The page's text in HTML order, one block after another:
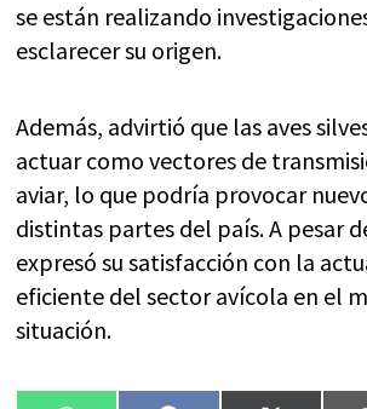
se están realizando
esclarecer su origen.
Además, advirtió que las aves
actuar como vectores de
aviar, lo que podría provocar
distintas partes del país. A pesar
expresó su satisfacción con la
eficiente del sector avícola en el
situación.